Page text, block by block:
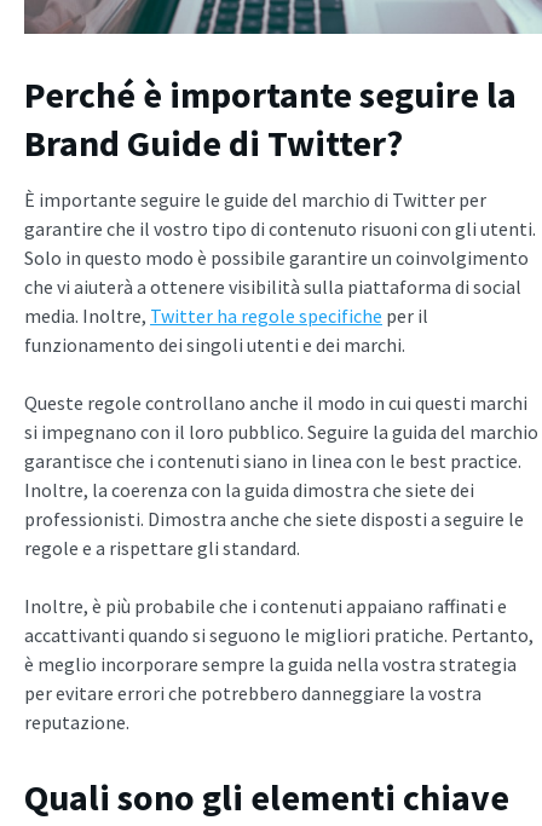
Perché è importante seguire la
Brand Guide di Twitter?
È importante seguire le guide del marchio di Twitter per
garantire che il vostro tipo di contenuto risuoni con gli utenti.
Solo in questo modo è possibile garantire un coinvolgimento
che vi aiuterà a ottenere visibilità sulla piattaforma di social
media. Inoltre, Twitter ha regole specifiche per il
funzionamento dei singoli utenti e dei marchi.
Queste regole controllano anche il modo in cui questi marchi
si impegnano con il loro pubblico. Seguire la guida del marchio
garantisce che i contenuti siano in linea con le best practice.
Inoltre, la coerenza con la guida dimostra che siete dei
professionisti. Dimostra anche che siete disposti a seguire le
regole e a rispettare gli standard.
Inoltre, è più probabile che i contenuti appaiano raffinati e
accattivanti quando si seguono le migliori pratiche. Pertanto,
è meglio incorporare sempre la guida nella vostra strategia
per evitare errori che potrebbero danneggiare la vostra
reputazione.
Quali sono gli elementi chiave